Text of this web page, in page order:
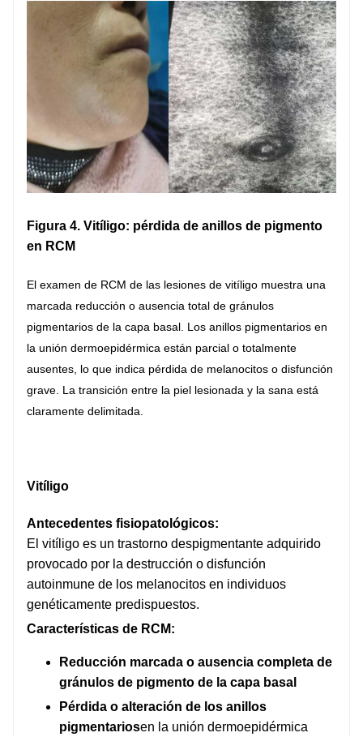
Figura 4. Vitíligo: pérdida de anillos de pigmento
en RCM
El examen de RCM de las lesiones de vitíligo muestra una
marcada reducción o ausencia total de gránulos
pigmentarios de la capa basal. Los anillos pigmentarios en
la unión dermoepidérmica están parcial o totalmente
ausentes, lo que indica pérdida de melanocitos o disfunción
grave. La transición entre la piel lesionada y la sana está
claramente delimitada.
Vitíligo
Antecedentes fisiopatológicos:
El vitíligo es un trastorno despigmentante adquirido
provocado por la destrucción o disfunción
autoinmune de los melanocitos en individuos
genéticamente predispuestos.
Características de RCM:
Reducción marcada o ausencia completa de
gránulos de pigmento de la capa basal
Pérdida o alteración de los anillos
pigmentariosen la unión dermoepidérmica